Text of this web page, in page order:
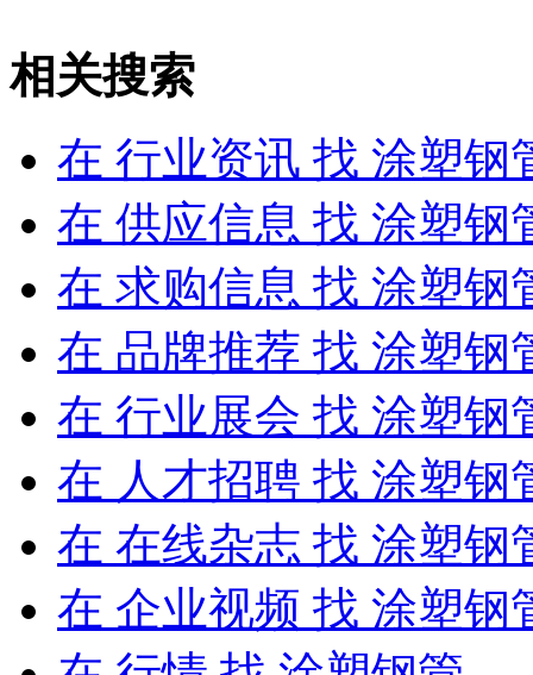
相关搜索
在 行业资讯 找 涂塑钢
在 供应信息 找 涂塑钢
在 求购信息 找 涂塑钢
在 品牌推荐 找 涂塑钢
在 行业展会 找 涂塑钢
在 人才招聘 找 涂塑钢
在 在线杂志 找 涂塑钢
在 企业视频 找 涂塑钢